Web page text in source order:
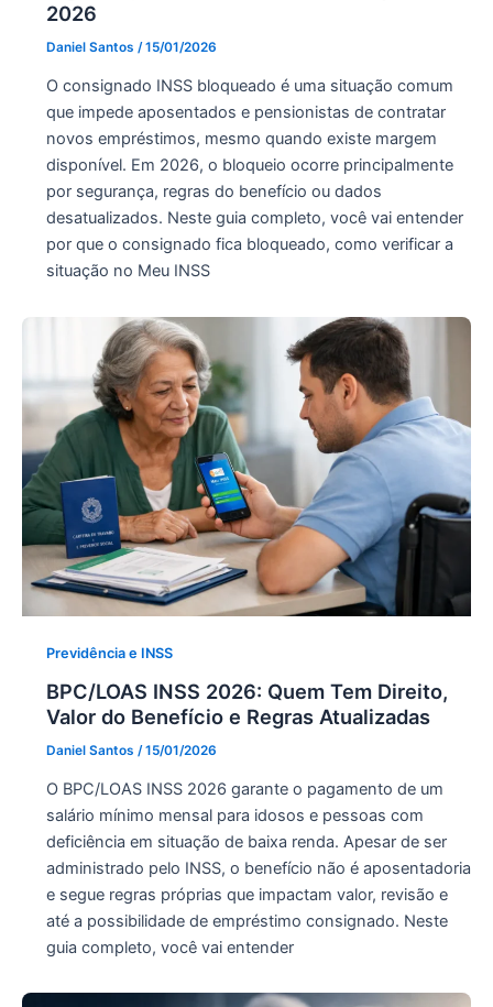
2026
Daniel Santos /15/01/2026
O consignado INSS bloqueado é uma situação comum
que impede aposentados e pensionistas de contratar
novos empréstimos, mesmo quando existe margem
disponível. Em 2026, o bloqueio ocorre principalmente
por segurança, regras do benefício ou dados
desatualizados. Neste guia completo, você vai entender
por que o consignado fica bloqueado, como verificar a
situação no Meu INSS
Previdência e INSS
BPC/LOAS INSS 2026: Quem Tem Direito,
Valor do Benefício e Regras Atualizadas
Daniel Santos /15/01/2026
O BPC/LOAS INSS 2026 garante o pagamento de um
salário mínimo mensal para idosos e pessoas com
deficiência em situação de baixa renda. Apesar de ser
administrado pelo INSS, o benefício não é aposentadoria
e segue regras próprias que impactam valor, revisão e
até a possibilidade de empréstimo consignado. Neste
guia completo, você vai entender